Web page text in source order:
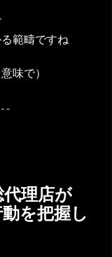
範疇ですね
味で）
理店が
を把握し